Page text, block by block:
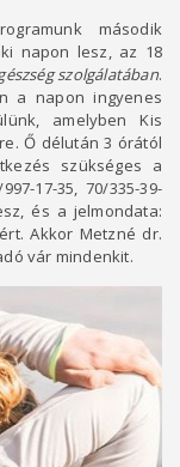
második
napon lesz, az 18
szolgálatában.
a napon ingyenes
amelyben Kis
Ő délután 3 órától
szükséges a
17-35, 70/335-39-
és a jelmondata:
Akkor Metzné dr.
vár mindenkit.